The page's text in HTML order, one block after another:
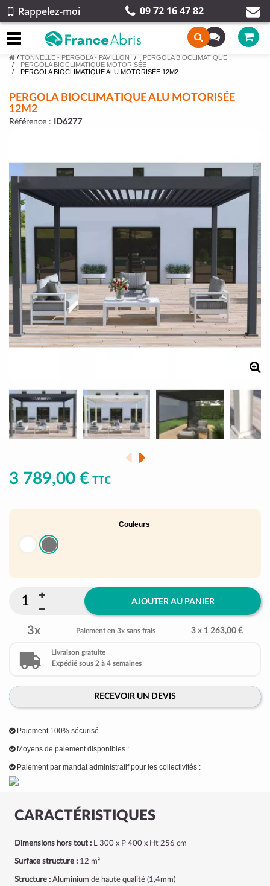
Rappelez-moi 09 72 16 47 82
/ TONNELLE - PERGOLA - PAVILLON
PERGOLA BIOCLIMATIQUE
PERGOLA BIOCLIMATIQUE MOTORISÉE
PERGOLA BIOCLIMATIQUE ALU MOTORISÉE 12M2
PERGOLA BIOCLIMATIQUE ALU MOTORISÉE
12M2
Référence : ID6277
CARACTÉRISTIQUES
Dimensions hors tout : L 300 x P 400 x Ht 256 cm
Surface structure : 12 m²
Structure : Aluminium de haute qualité (1,4mm)
3 789,00 € TTC
Couleurs
AJOUTER AU PANIER
3x Paiement en 3x sans frais 3 x 1 263,00 €
Livraison gratuite
Expédié sous 2 à 4 semaines
RECEVOIR UN DEVIS
Paiement 100% sécurisé
Moyens de paiement disponibles :
Paiement par mandat administratif pour les collectivités :